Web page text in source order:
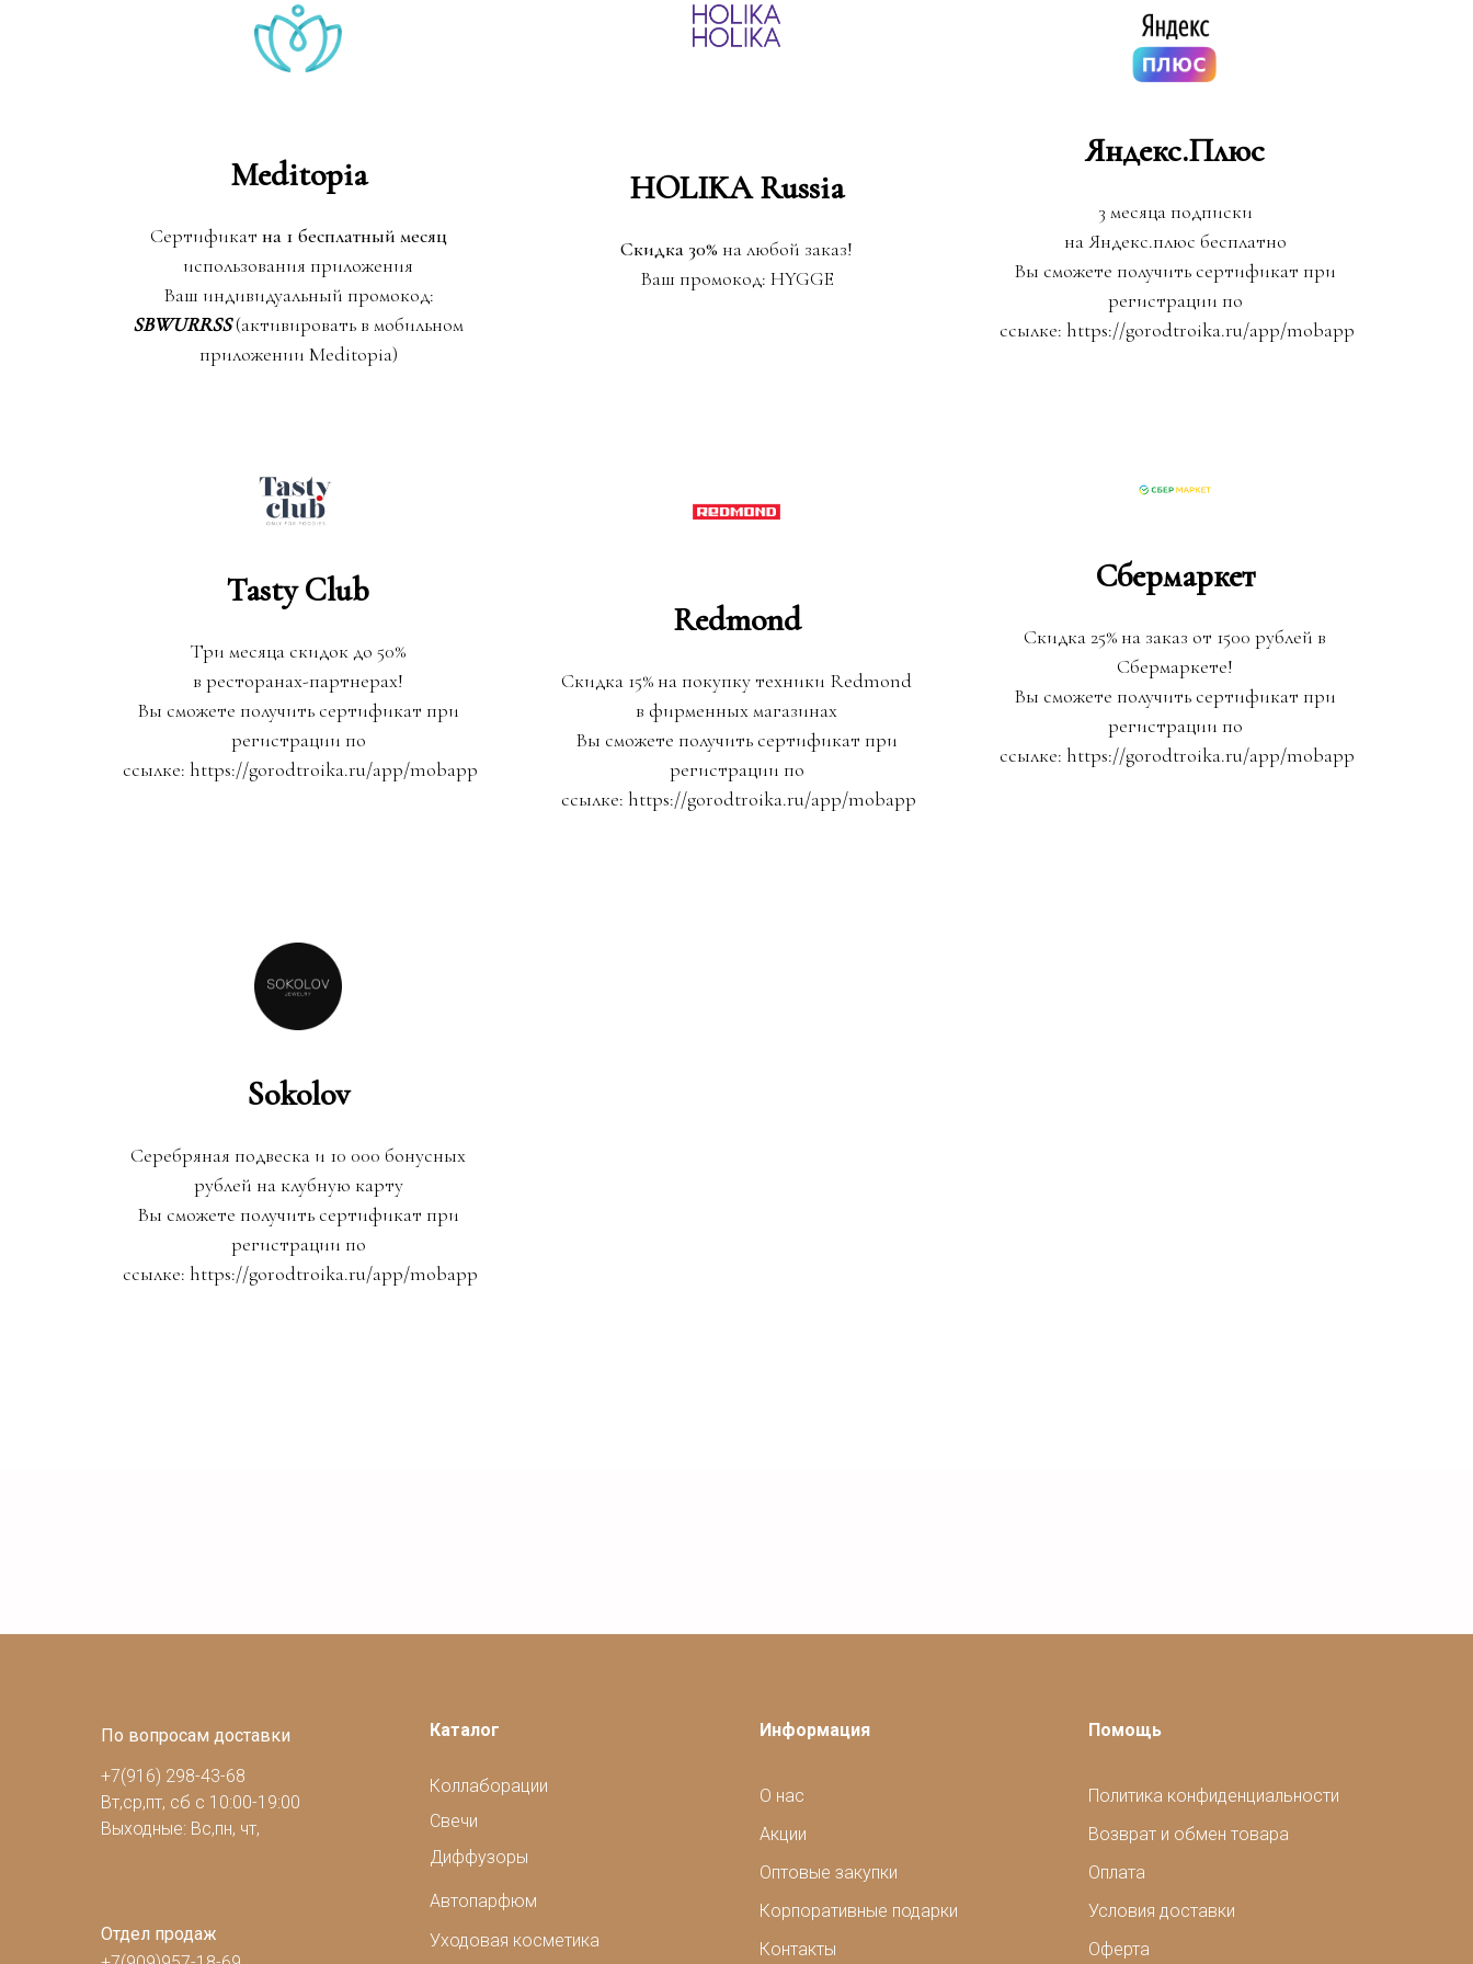
Meditopia
Сертификат на 1 бесплатный месяц
использования приложения
Ваш индивидуальный промокод:
SBWURRSS(активировать в мобильном
приложении Meditopia)
HOLIKA Russia
Скидка 30% на любой заказ!
Ваш промокод: HYGGE
Яндекс.Плюс
3 месяца подписки
на Яндекс.плюс бесплатно
Вы сможете получить сертификат при
регистрации по
ссылке: https://gorodtroika.ru/app/mobapp
Tasty Club
Три месяца скидок до 50%
в ресторанах-партнерах!
Вы сможете получить сертификат при
регистрации по
ссылке: https://gorodtroika.ru/app/mobapp
Redmond
Скидка 15% на покупку техники Redmond
в фирменных магазинах
Вы сможете получить сертификат при
регистрации по
ссылке: https://gorodtroika.ru/app/mobapp
Сбермаркет
Скидка 25% на заказ от 1500 рублей в
Сбермаркете!
Вы сможете получить сертификат при
регистрации по
ссылке: https://gorodtroika.ru/app/mobapp
Sokolov
Серебряная подвеска и 10 000 бонусных
рублей на клубную карту
Вы сможете получить сертификат при
регистрации по
ссылке: https://gorodtroika.ru/app/mobapp
По вопросам доставки
+7(916) 298-43-68
Вт,ср,пт, сб с 10:00-19:00
Выходные: Вс,пн, чт,
Отдел продаж
Каталог
Коллаборации
Свечи
Диффузоры
Автопарфюм
Информация
О нас
Акции
Оптовые закупки
Корпоративные подарки
Контакты
Помощь
Политика конфиденциальности
Возврат и обмен товара
Оплата
Условия доставки
Оферта
Уходовая косметика